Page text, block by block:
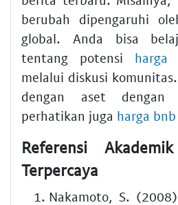
berubah dipengaruhi
global. Anda bisa
tentang potensi
melalui diskusi
dengan aset dengan
perhatikan juga harga
Referensi
Terpercaya
Nakamoto, S.